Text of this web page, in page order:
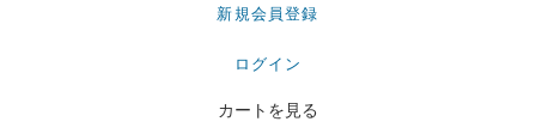
新規会員登録
ログイン
カートを見る